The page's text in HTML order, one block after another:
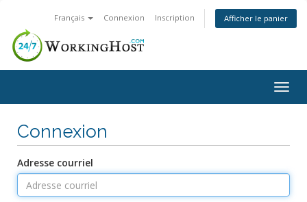
Français Connexion Inscription Afficher le panier
Connexion
Adresse courriel